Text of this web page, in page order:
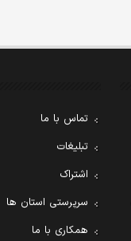
تماس با ما
تبلیغات
اشتراک
سرپرستی استان ها
همکاری با ما